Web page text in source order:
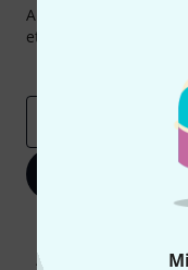
Abonniere den
etwas Glück einen von
Inspirierende
Abmeldung ist jederzeit